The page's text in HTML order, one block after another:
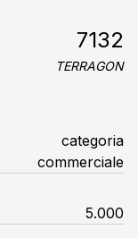
7132
TERRAGON
categoria
commerciale
5.000